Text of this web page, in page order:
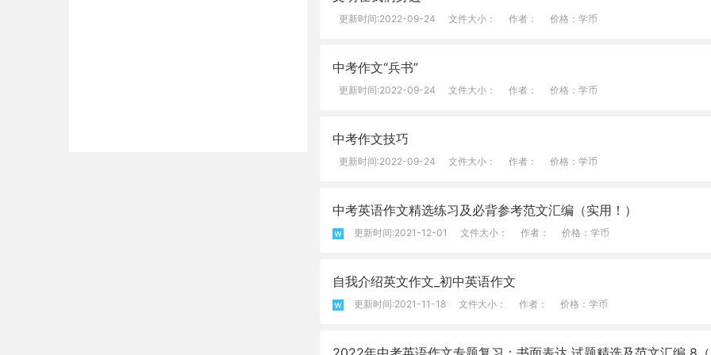
更新时间:2022-09-24 文件大小： 作者： 价格：学币
中考作文“兵书”
更新时间:2022-09-24 文件大小： 作者： 价格：学币
中考作文技巧
更新时间:2022-09-24 文件大小： 作者： 价格：学币
中考英语作文精选练习及必背参考范文汇编（实用！）
更新时间:2021-12-01 文件大小： 作者： 价格：学币
自我介绍英文作文_初中英语作文
更新时间:2021-11-18 文件大小： 作者： 价格：学币